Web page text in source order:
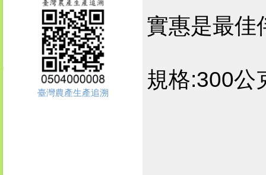
臺灣農產生產追溯
實惠是最佳
規格:300